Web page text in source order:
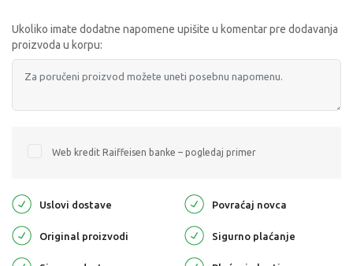
Ukoliko imate dodatne napomene upišite u komentar pre dodavanja
proizvoda u korpu:
Web kredit Raiffeisen banke – pogledaj primer
Uslovi dostave Povraćaj novca
Original proizvodi Sigurno plaćanje